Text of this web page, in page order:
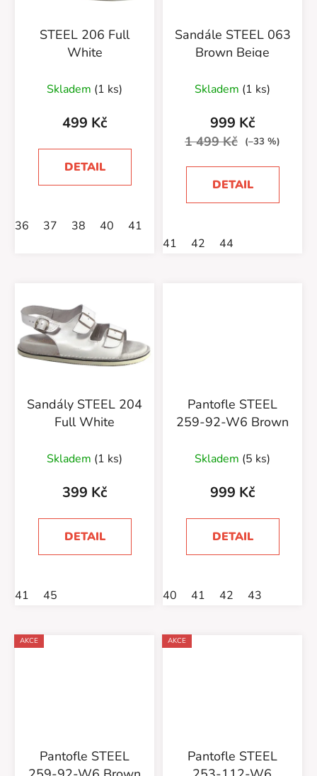
STEEL 206 Full
White
Skladem (1 ks)
499 Kč
DETAIL
36 37 38 40 41
Sandále STEEL 063
Brown Beige
Skladem (1 ks)
999 Kč
1 499 Kč (–33 %)
DETAIL
41 42 44
Sandály STEEL 204
Full White
Skladem (1 ks)
399 Kč
DETAIL
41 45
Pantofle STEEL
259-92-W6 Brown
Skladem (5 ks)
999 Kč
DETAIL
40 41 42 43
AKCE
Pantofle STEEL
AKCE
Pantofle STEEL